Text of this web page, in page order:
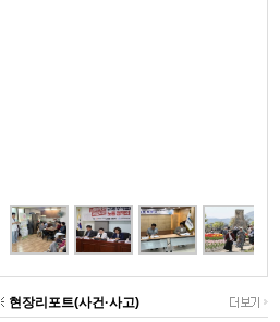
현장리포트(사건·사고)